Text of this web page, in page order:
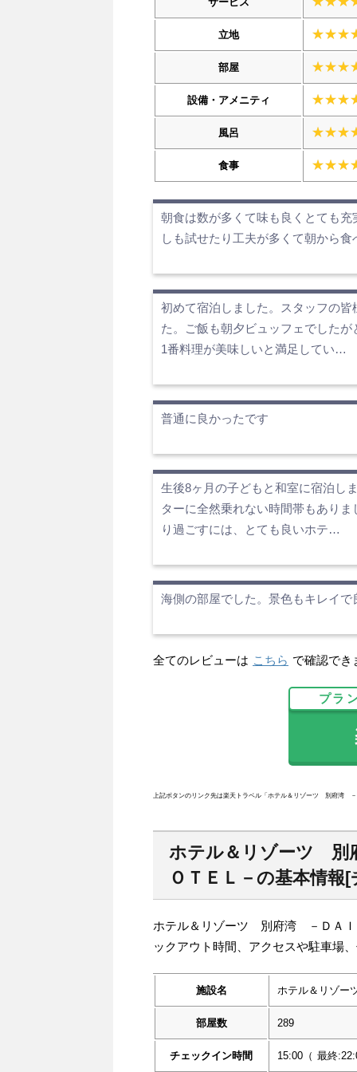
立地
部屋
設備・アメニティ
風呂
食事
朝食は数が多くて味も良くとても
しも試せたり工夫が多くて朝から
初めて宿泊しました。スタッフの
た。ご飯も朝夕ビュッフェでした
1番料理が美味しいと満足してい…
普通に良かったです
生後8ヶ月の子どもと和室に宿泊し
ターに全然乗れない時間帯もあり
り過ごすには、とても良いホテ…
海側の部屋でした。景色もキレイ
全てのレビューは こちら で確認でき
プラ
上記ボタンのリンク先は楽天トラベル「ホテル＆リゾーツ 別府湾
ホテル＆リゾーツ
ＯＴＥＬ－の基本情報
ホテル＆リゾーツ 別府湾 －ＤＡ
ックアウト時間、アクセスや駐車場
施設名 ホテル＆リゾ
部屋数 289
チェックイン時間 15:00 （ 最終